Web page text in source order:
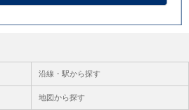
沿線・駅から探す
地図から探す